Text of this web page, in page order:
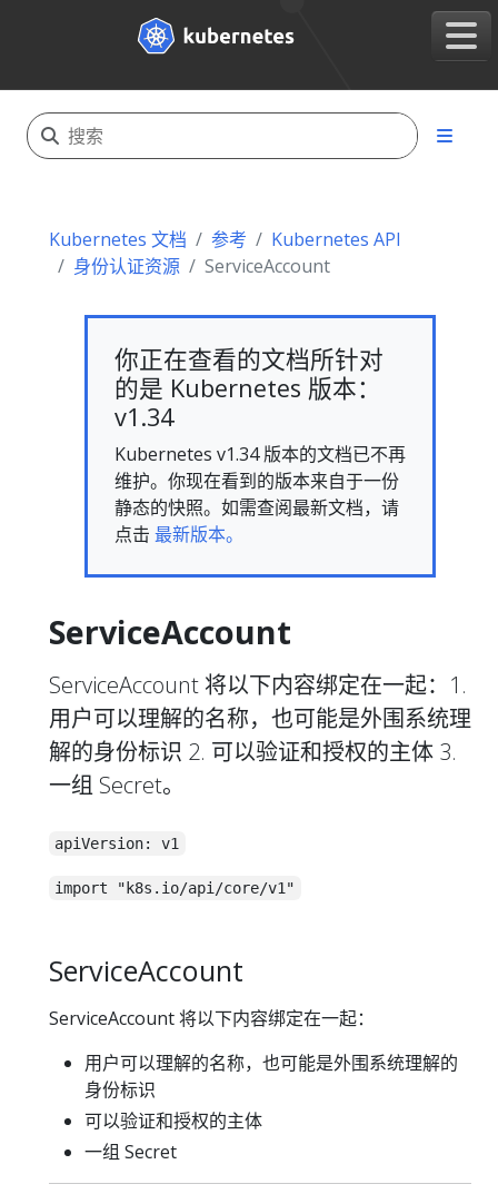
Kubernetes 文档 参考
Kubernetes API
身份认证资源
ServiceAccount
你正在查看的文档所针对
的是 Kubernetes 版本：
v1.34
Kubernetes v1.34 版本的文档已不再
维护。你现在看到的版本来自于一份
静态的快照。如需查阅最新文档，请
点击 最新版本。
ServiceAccount
ServiceAccount 将以下内容绑定在一起：1.
用户可以理解的名称，也可能是外围系统理
解的身份标识 2. 可以验证和授权的主体 3.
一组 Secret。
apiVersion: v1
import "k8s.io/api/core/v1"
ServiceAccount
ServiceAccount 将以下内容绑定在一起：
用户可以理解的名称，也可能是外围系统理解的
身份标识
可以验证和授权的主体
一组 Secret